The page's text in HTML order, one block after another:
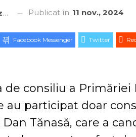
Publicat în 11 nov., 2024
Facebook Messenger Twitter
de consiliu a
au participat doar
Tănasă, care a